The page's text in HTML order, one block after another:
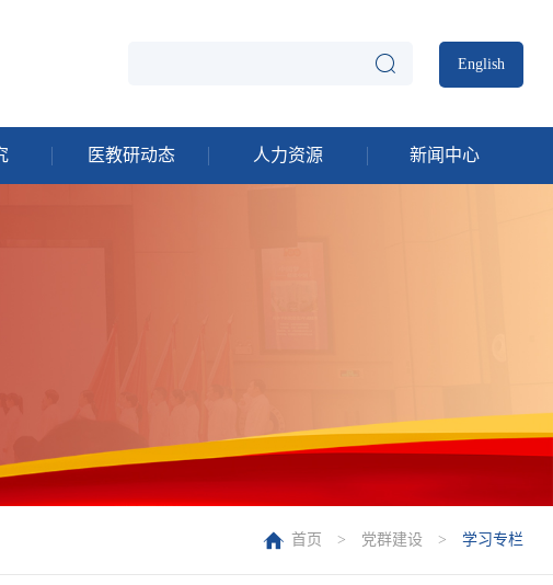
English
医教研动态 人力资源 新闻中心
首页 > 党群建设 > 学习专栏